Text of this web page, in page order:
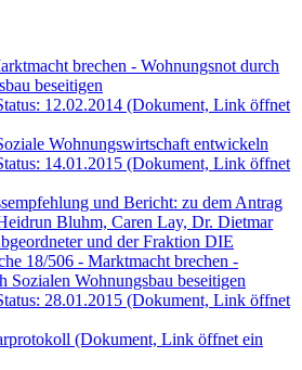
brechen - Wohnungsnot durch
beseitigen
12.02.2014 (Dokument, Link öffnet
Wohnungswirtschaft entwickeln
14.01.2015 (Dokument, Link öffnet
und Bericht: zu dem Antrag
Bluhm, Caren Lay, Dr. Dietmar
und der Fraktion DIE
18/506 - Marktmacht brechen -
Sozialen Wohnungsbau beseitigen
28.01.2015 (Dokument, Link öffnet
(Dokument, Link öffnet ein